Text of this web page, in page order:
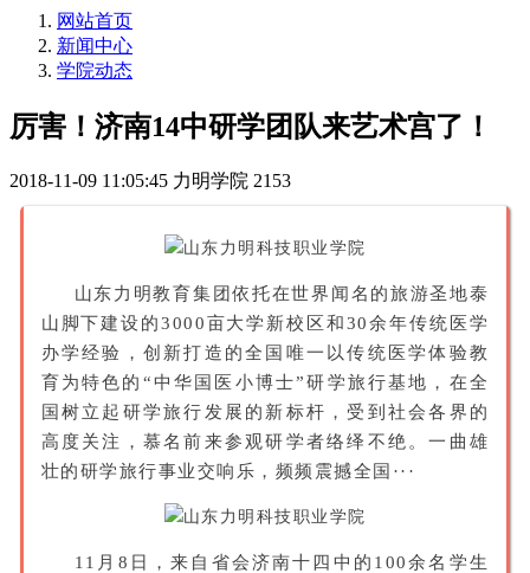
网站首页
新闻中心
学院动态
厉害！济南14中研学团队来艺术宫了！
2018-11-09 11:05:45 力明学院 2153
山东力明教育集团依托在世界闻名的旅游圣地泰
山脚下建设的3000亩大学新校区和30余年传统医学
办学经验，创新打造的全国唯一以传统医学体验教
育为特色的“中华国医小博士”研学旅行基地，在全
国树立起研学旅行发展的新标杆，受到社会各界的
高度关注，慕名前来参观研学者络绎不绝。一曲雄
壮的研学旅行事业交响乐，频频震撼全国···
11月8日，来自省会济南十四中的100余名学生